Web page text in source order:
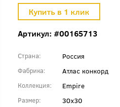
Артикул: #00165713
Страна Россия
Фабрика Атлас конкорд
Коллекция Empire
Размер 30x30